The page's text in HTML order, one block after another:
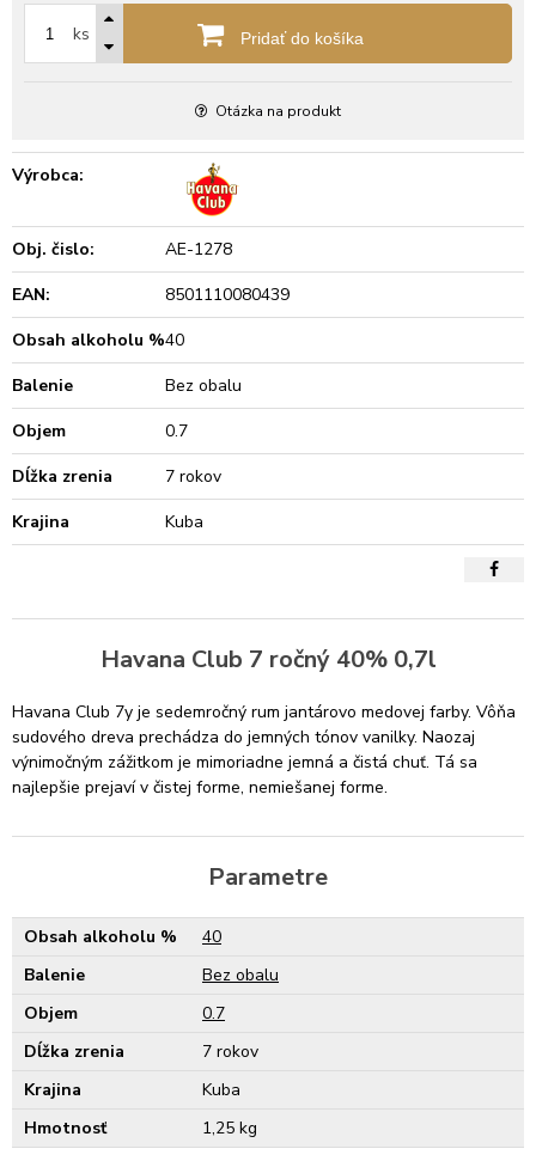
ks Pridať do košíka
Otázka na produkt
Výrobca:
Obj. čislo:
AE-1278
EAN:
8501110080439
Obsah alkoholu %40
Balenie
Bez obalu
Objem
0.7
Dĺžka zrenia
7 rokov
Krajina
Kuba
Havana Club 7 ročný 40% 0,7l
Havana Club 7y je sedemročný rum jantárovo medovej farby. Vôňa
sudového dreva prechádza do jemných tónov vanilky. Naozaj
výnimočným zážitkom je mimoriadne jemná a čistá chuť. Tá sa
najlepšie prejaví v čistej forme, nemiešanej forme.
Parametre
Obsah alkoholu %
40
Balenie
Bez obalu
Objem
0.7
Dĺžka zrenia
7 rokov
Krajina
Kuba
Hmotnosť
1,25 kg